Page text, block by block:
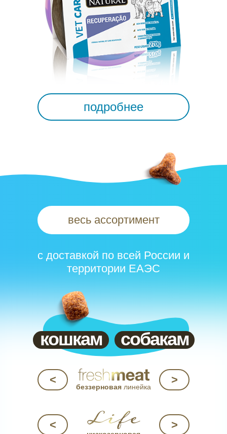
подробнее
с доставкой по всей России и
территории ЕАЭС
>
<
беззерноваялинейка
весь ассортимент
>
<
кошкам собакам